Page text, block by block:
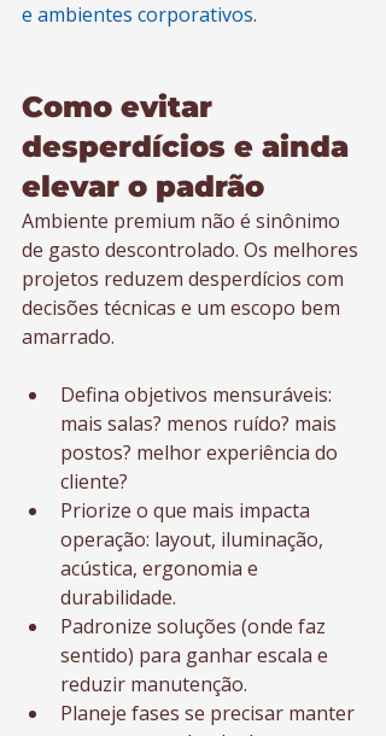
e ambientes corporativos.
Como evitar
desperdícios e ainda
elevar o padrão
Ambiente premium não é sinônimo
de gasto descontrolado. Os melhores
projetos reduzem desperdícios com
decisões técnicas e um escopo bem
amarrado.
Defina objetivos mensuráveis:
mais salas? menos ruído? mais
postos? melhor experiência do
cliente?
Priorize o que mais impacta
operação: layout, iluminação,
acústica, ergonomia e
durabilidade.
Padronize soluções (onde faz
sentido) para ganhar escala e
reduzir manutenção.
Planeje fases se precisar manter